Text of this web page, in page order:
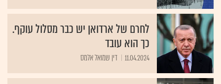
לחרם של ארדואן יש כבר מסלול עוקף.
כך הוא עובד
11.04.2024 דין שמואל אלמס